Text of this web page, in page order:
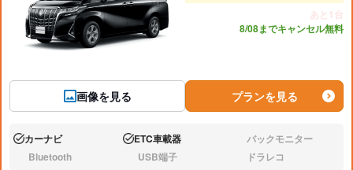
画像を見る
あと1台
8/08までキャンセル無料
プランを見る
あり:カーナビ あり:ETC車載器 なし:バックモニター
なし:Bluetooth なし:USB端子 なし:ドラレコ